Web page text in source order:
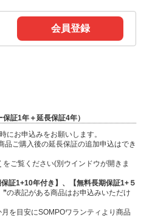
会員登録
証1年＋延長保証4年）
にお申込みをお願いします。
ご購入後の延長保証の追加申込はでき
をご覧ください(別ウインドウが開きま
証1+10年付き】、【無料長期保証1+５
”の表記がある商品はお申込みいただけ
を目安にSOMPOワランティより商品